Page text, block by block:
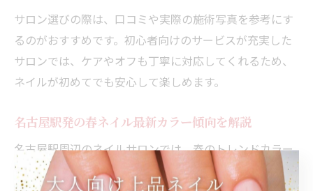
サロン選びの際は、口コミや実際の施術写真を参考にす
るのがおすすめです。初心者向けのサービスが充実した
サロンでは、ケアやオフも丁寧に対応してくれるため、
ネイルが初めてでも安心して楽しめます。
名古屋駅発の春ネイル最新カラー傾向を解説
名古屋駅周辺のネイルサロンでは、春のトレンドカラー
として淡いピンクやミントグリーン、ラベンダーなどの